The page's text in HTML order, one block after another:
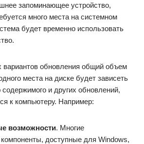
запоминающее устройство,
много места на системном
будет временно использовать
вариантов обновления общий объем
места на диске будет зависеть
содержимого и других обновлений,
к компьютеру. Например:
возможности. Многие
доступные для Windows,